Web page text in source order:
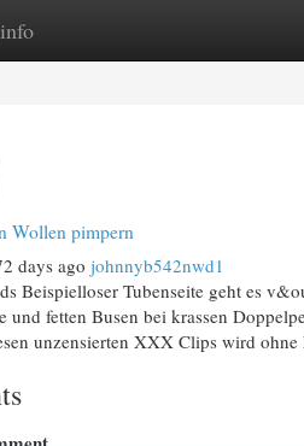
New Site Listings
Wollen pimpern
days ago johnnyb542nwd1
Beispielloser Tubenseite geht es
und fetten Busen bei krassen
unzensierten XXX Clips wird